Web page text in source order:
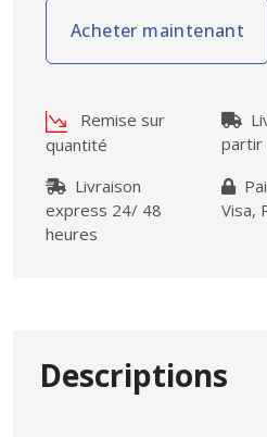
Acheter maintenant
Remise sur
quantité
partir
Livraison
express 24/ 48
heures
Visa,
Descriptions